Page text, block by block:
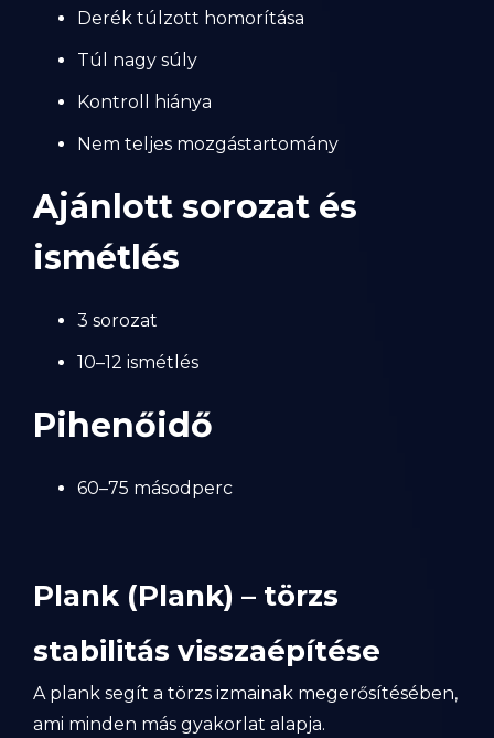
Derék túlzott homorítása
Túl nagy súly
Kontroll hiánya
Nem teljes mozgástartomány
Ajánlott sorozat és
ismétlés
3 sorozat
10–12 ismétlés
Pihenőidő
60–75 másodperc
Plank (Plank) – törzs
stabilitás visszaépítése
A plank segít a törzs izmainak megerősítésében,
ami minden más gyakorlat alapja.